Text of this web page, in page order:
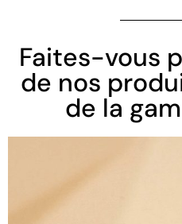
Faites-vous
de nos
de la